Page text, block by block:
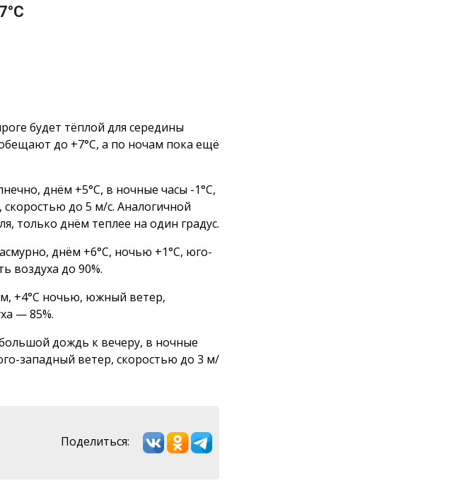
будет тёплой для середины
до +7°С, а по ночам пока ещё
днём +5°С, в ночные часы -1°С,
до 5 м/с. Аналогичной
только днём теплее на один градус.
днём +6°С, ночью +1°С, юго-
воздуха до 90%.
+4°С ночью, южный ветер,
— 85%.
дождь к вечеру, в ночные
западный ветер, скоростью до 3 м/
Поделиться: